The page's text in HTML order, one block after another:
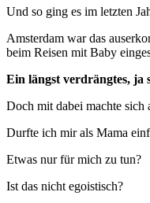
Und so ging es im letzten
Amsterdam war das
beim Reisen mit Baby
Ein längst verdrängtes, ja
Doch mit dabei machte sich
Durfte ich mir als Mama
Etwas nur für mich zu tun?
Ist das nicht egoistisch?